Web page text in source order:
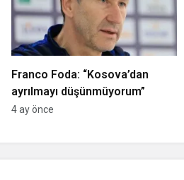
Franco Foda: “Kosova’dan
ayrılmayı düşünmüyorum”
4 ay önce